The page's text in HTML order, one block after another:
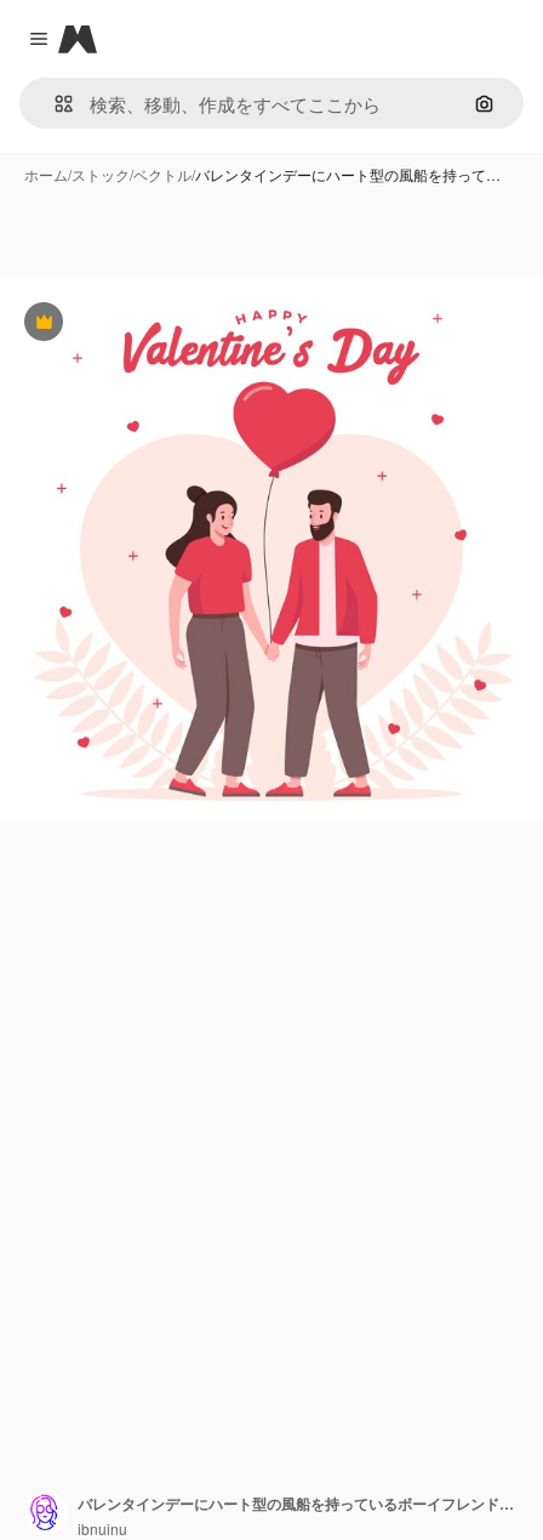
Close menu
Magnific
画像で
ホーム/ストック/ベクトル/バレンタインデーにハート型の風船を持って…
Premium
バレンタインデーにハート型の風船を持っているボーイフレンドとガールフレンド
ibnuinu